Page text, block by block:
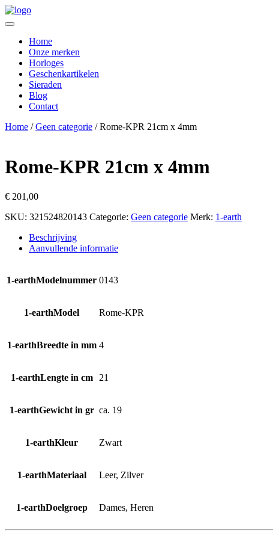
Home
Onze merken
Horloges
Geschenkartikelen
Sieraden
Blog
Contact
Home /Geen categorie / Rome-KPR 21cm x 4mm
Rome-KPR 21cm x 4mm
€ 201,00
SKU: 321524820143 Categorie: Geen categorie Merk: 1-earth
Beschrijving
Aanvullende informatie
1-earthModelnummer 0143
1-earthModel Rome-KPR
1-earthBreedte in mm 4
1-earthLengte in cm 21
1-earthGewicht in gr ca. 19
1-earthKleur Zwart
1-earthMateriaal Leer, Zilver
1-earthDoelgroep Dames, Heren